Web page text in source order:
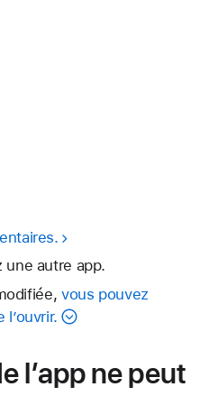
une autre app.
vous pouvez
l’app ne peut